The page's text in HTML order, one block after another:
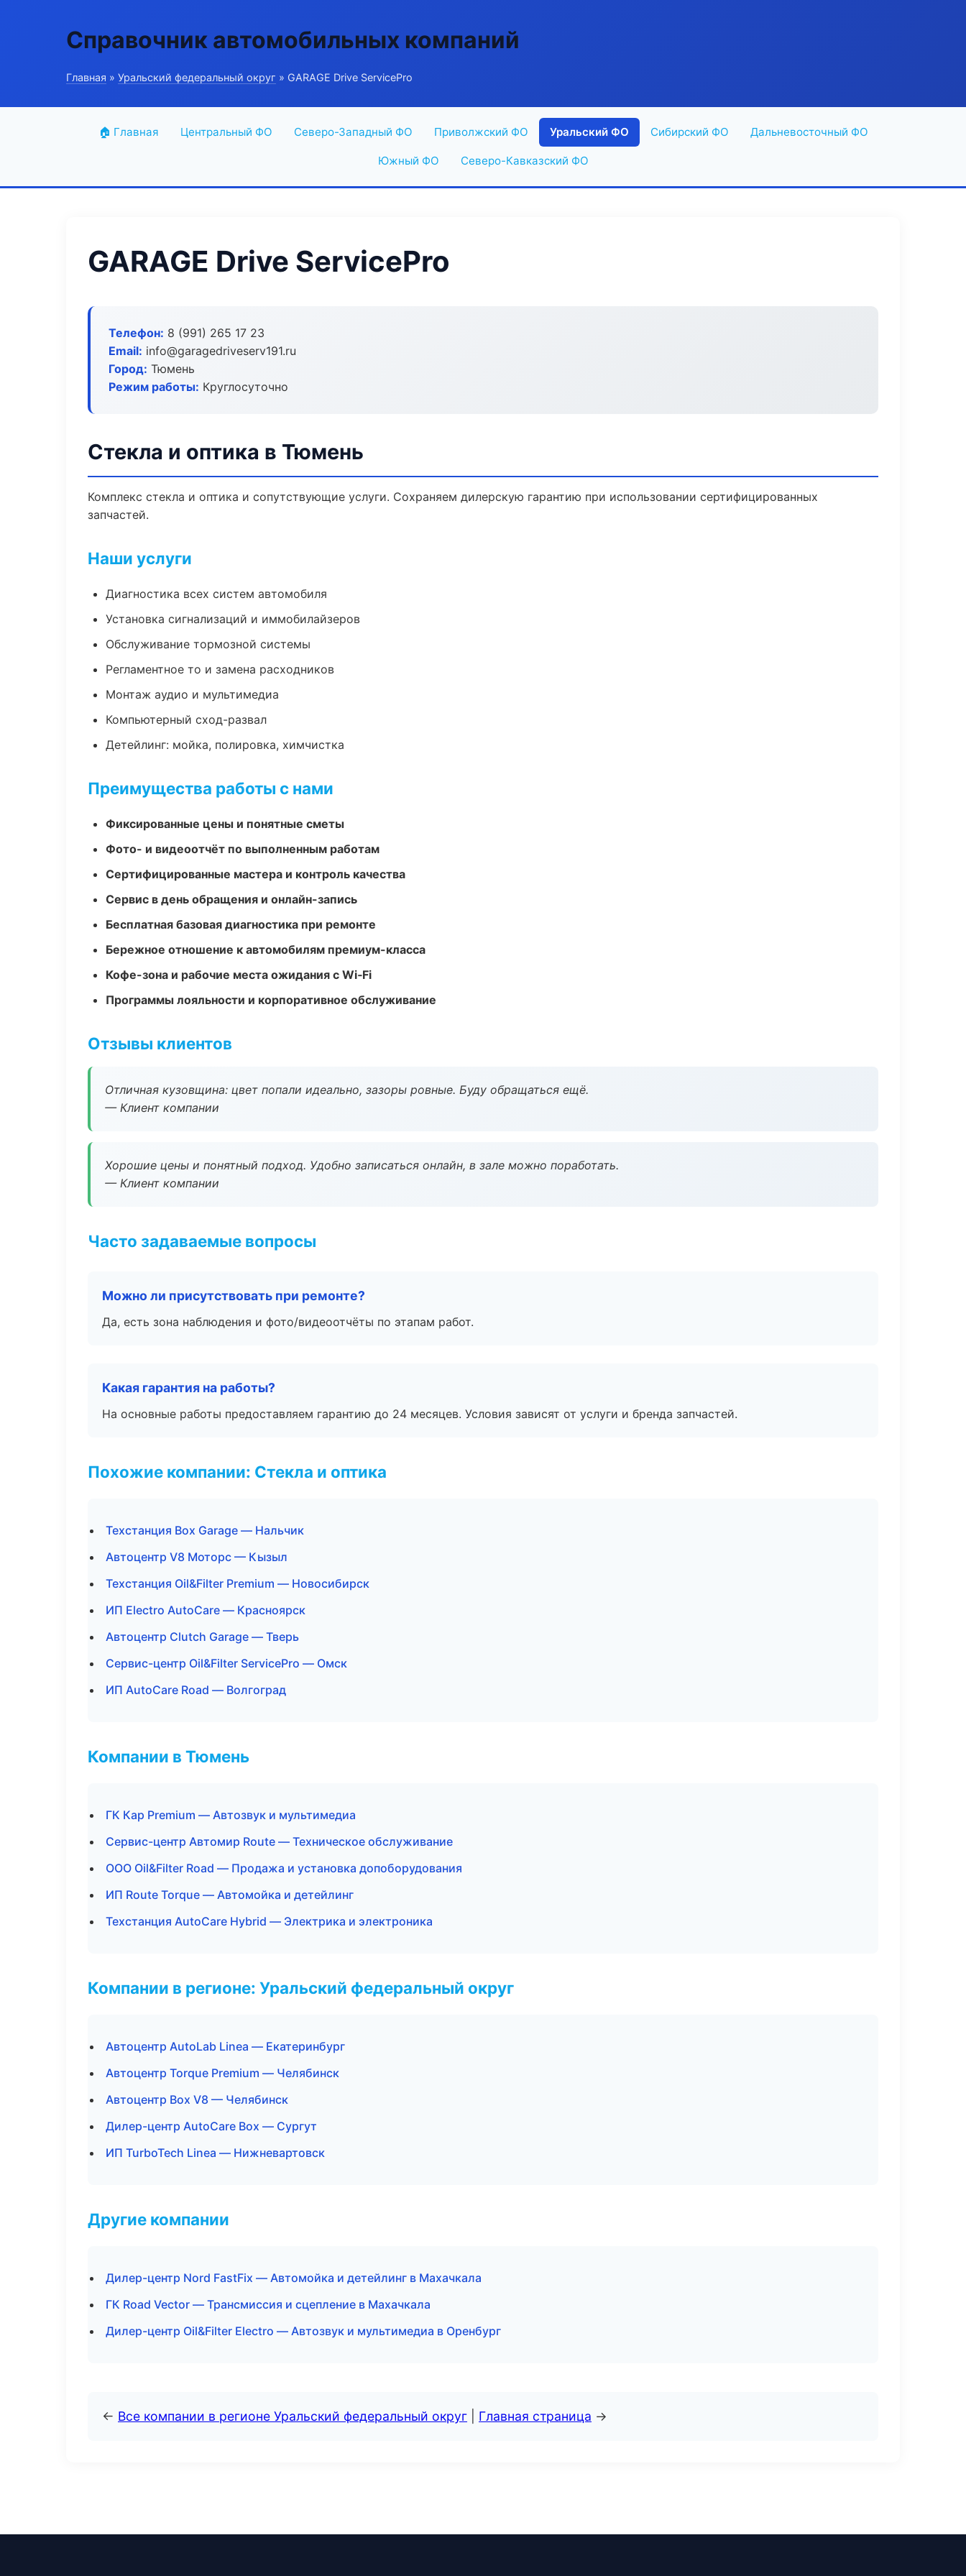
Справочник автомобильных компаний
Главная » Уральский федеральный округ » GARAGE Drive ServicePro
🏠 Главная Центральный ФО Северо-Западный ФО Приволжский ФО Уральский ФО Сибирский ФО Дальневосточный ФО
Южный ФО Северо-Кавказский ФО
GARAGE Drive ServicePro
Телефон: 8 (991) 265 17 23
Email: info@garagedriveserv191.ru
Город: Тюмень
Режим работы: Круглосуточно
Стекла и оптика в Тюмень
Комплекс стекла и оптика и сопутствующие услуги. Сохраняем дилерскую гарантию при использовании сертифицированных
запчастей.
Наши услуги
Диагностика всех систем автомобиля
Установка сигнализаций и иммобилайзеров
Обслуживание тормозной системы
Регламентное то и замена расходников
Монтаж аудио и мультимедиа
Компьютерный сход-развал
Детейлинг: мойка, полировка, химчистка
Преимущества работы с нами
Фиксированные цены и понятные сметы
Фото- и видеоотчёт по выполненным работам
Сертифицированные мастера и контроль качества
Сервис в день обращения и онлайн-запись
Бесплатная базовая диагностика при ремонте
Бережное отношение к автомобилям премиум-класса
Кофе-зона и рабочие места ожидания с Wi‑Fi
Программы лояльности и корпоративное обслуживание
Отзывы клиентов
Отличная кузовщина: цвет попали идеально, зазоры ровные. Буду обращаться ещё.
— Клиент компании
Хорошие цены и понятный подход. Удобно записаться онлайн, в зале можно поработать.
— Клиент компании
Часто задаваемые вопросы
Можно ли присутствовать при ремонте?
Да, есть зона наблюдения и фото/видеоотчёты по этапам работ.
Какая гарантия на работы?
На основные работы предоставляем гарантию до 24 месяцев. Условия зависят от услуги и бренда запчастей.
Похожие компании: Стекла и оптика
Техстанция Box Garage — Нальчик
Автоцентр V8 Моторс — Кызыл
Техстанция Oil&Filter Premium — Новосибирск
ИП Electro AutoCare — Красноярск
Автоцентр Clutch Garage — Тверь
Сервис-центр Oil&Filter ServicePro — Омск
ИП AutoCare Road — Волгоград
Компании в Тюмень
ГК Кар Premium — Автозвук и мультимедиа
Сервис-центр Автомир Route — Техническое обслуживание
ООО Oil&Filter Road — Продажа и установка допоборудования
ИП Route Torque — Автомойка и детейлинг
Техстанция AutoCare Hybrid — Электрика и электроника
Компании в регионе: Уральский федеральный округ
Автоцентр AutoLab Linea — Екатеринбург
Автоцентр Torque Premium — Челябинск
Автоцентр Box V8 — Челябинск
Дилер-центр AutoCare Box — Сургут
ИП TurboTech Linea — Нижневартовск
Другие компании
Дилер-центр Nord FastFix — Автомойка и детейлинг в Махачкала
ГК Road Vector — Трансмиссия и сцепление в Махачкала
Дилер-центр Oil&Filter Electro — Автозвук и мультимедиа в Оренбург
← Все компании в регионе Уральский федеральный округ Главная страница →